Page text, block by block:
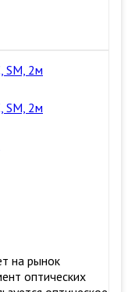
на рынок
оптических